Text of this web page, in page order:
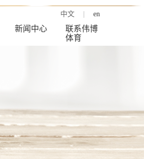
新闻中心
联系伟博
体育
中文 en